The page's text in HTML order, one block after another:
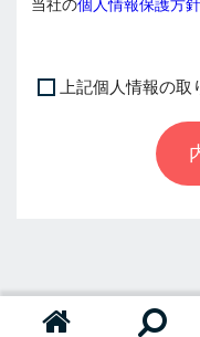
当社の個人情報保護方針
上記個人情報の